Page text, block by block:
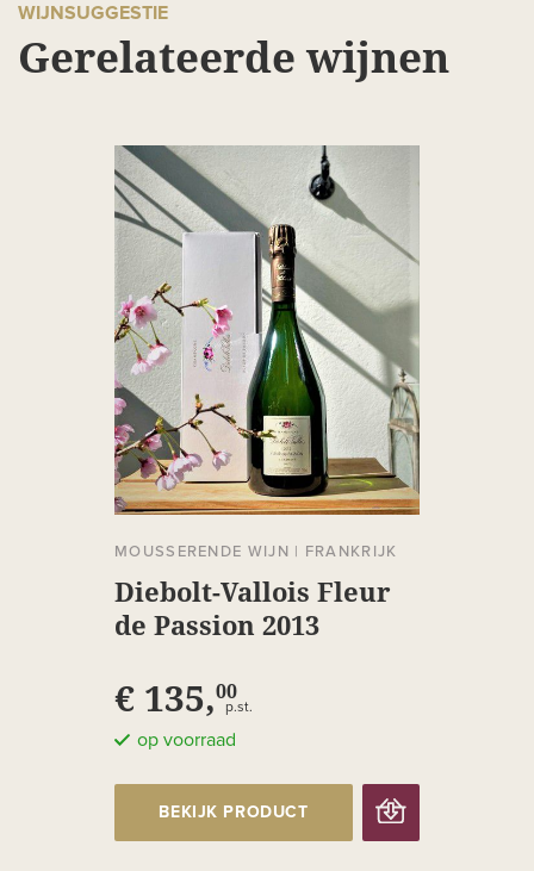
WIJNSUGGESTIE
Gerelateerde wijnen
MOUSSERENDE WIJN | FRANKRIJK
Diebolt-Vallois Fleur
de Passion 2013
€ 135,00
p.st.
op voorraad
BEKIJK PRODUCT